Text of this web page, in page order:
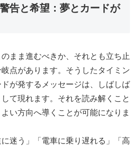
告と希望：夢とカードが
まま進むべきか、それとも立ち止
点があります。そうしたタイミン
が発するメッセージは、しばしば
て現れます。それを読み解くこと
い方向へ導くことが可能になりま
迷う」「電車に乗り遅れる」「高